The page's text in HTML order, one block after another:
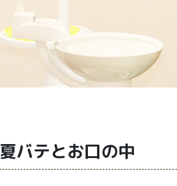
夏バテとお口の中